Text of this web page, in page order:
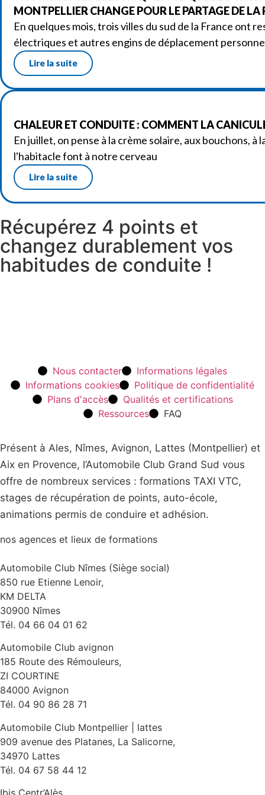
MONTPELLIER CHANGE POUR LE PARTAGE DE LA
En quelques mois, trois villes du sud de la France
électriques et autres engins de déplacement
Lire la suite
CHALEUR ET CONDUITE : COMMENT LA
En juillet, on pense à la crème solaire, aux bouchons, à
l'habitacle font à notre cerveau
Lire la suite
Récupérez 4 points et
changez durablement vos
habitudes de conduite !
Nous contacter
Informations légales
Informations cookies
Politique de confidentialité
Plans d'accès
Qualités et certifications
Ressources
FAQ
Présent à Ales, Nîmes, Avignon, Lattes (Montpellier) et
Aix en Provence, l’Automobile Club Grand Sud vous
offre de nombreux services : formations TAXI VTC,
stages de récupération de points, auto-école,
animations permis de conduire et adhésion.
nos agences et lieux de formations
Automobile Club Nîmes (Siège social)
850 rue Etienne Lenoir,
KM DELTA
30900 Nîmes
Tél. 04 66 04 01 62
Automobile Club avignon
185 Route des Rémouleurs,
ZI COURTINE
84000 Avignon
Tél. 04 90 86 28 71
Automobile Club Montpellier | lattes
909 avenue des Platanes, La Salicorne,
34970 Lattes
Tél. 04 67 58 44 12
Ibis Centr’Alès